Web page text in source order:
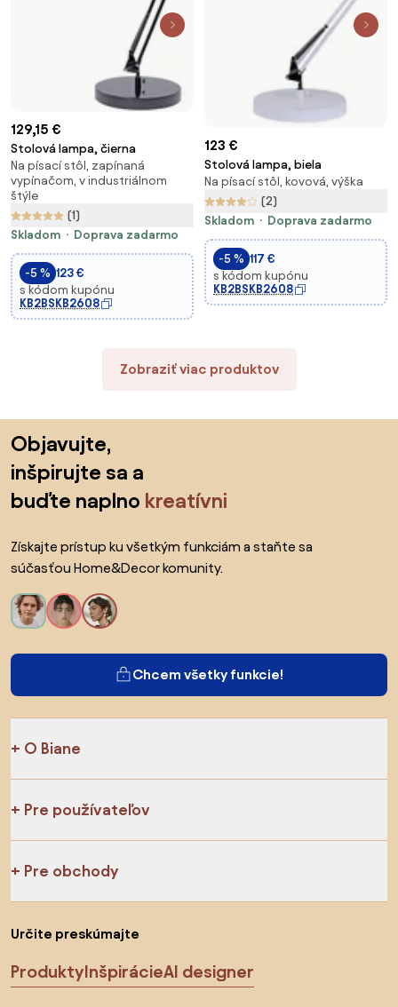
129,15 €
Stolová lampa, čierna
Na písací stôl, zapínaná
vypínačom, v industriálnom
štýle
(1)
Skladom
Doprava zadarmo
-5 % 123 €
s kódom kupónu
KB2BSKB2608
123 €
Stolová lampa, biela
Na písací stôl, kovová, výška
(2)
Skladom
Doprava zadarmo
-5 % 117 €
s kódom kupónu
KB2BSKB2608
Zobraziť viac produktov
Objavujte,
inšpirujte sa a
buďte naplno kreatívni
Získajte prístup ku všetkým funkciám a staňte sa
súčasťou Home&Decor komunity.
Chcem všetky funkcie!
O Biane
Pre používateľov
Pre obchody
Určite preskúmajte
ProduktyInšpirácieAI designer